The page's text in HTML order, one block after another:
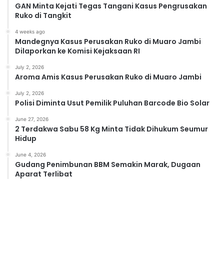
GAN Minta Kejati Tegas Tangani Kasus Pengrusakan
Ruko di Tangkit
4 weeks ago
Mandegnya Kasus Perusakan Ruko di Muaro Jambi
Dilaporkan ke Komisi Kejaksaan RI
July 2, 2026
Aroma Amis Kasus Perusakan Ruko di Muaro Jambi
July 2, 2026
Polisi Diminta Usut Pemilik Puluhan Barcode Bio Solar
June 27, 2026
2 Terdakwa Sabu 58 Kg Minta Tidak Dihukum Seumur
Hidup
June 4, 2026
Gudang Penimbunan BBM Semakin Marak, Dugaan
Aparat Terlibat